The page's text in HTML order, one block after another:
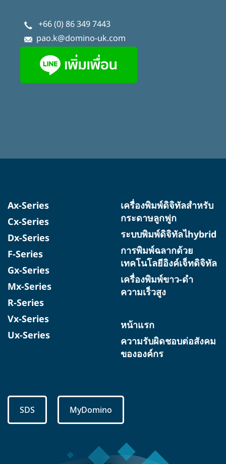
+66 (0) 86 349 7443
pao.k@domino-uk.com
Ax-Series
Cx-Series
Dx-Series
F-Series
Gx-Series
Mx-Series
R-Series
Vx-Series
Ux-Series
เครื่องพิมพ์ดิจิทัลสำหรับ
กระดาษลูกฟูก
ระบบพิมพ์ดิจิทัลไhybrid
การพิมพ์ฉลากด้วย
เทคโนโลยีอิงค์เจ็ทดิจิทัล
เครื่องพิมพ์ขาว-ดำ
ความเร็วสูง
หน้าแรก
ความรับผิดชอบต่อสังคม
ขององค์กร
SDS MyDomino